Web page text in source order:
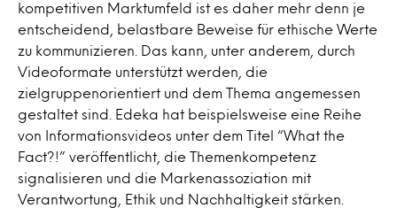
kompetitiven Marktumfeld ist es daher mehr denn je
entscheidend, belastbare Beweise für ethische Werte
zu kommunizieren. Das kann, unter anderem, durch
Videoformate unterstützt werden, die
zielgruppenorientiert und dem Thema angemessen
gestaltet sind. Edeka hat beispielsweise eine Reihe
von Informationsvideos unter dem Titel “What the
Fact?!” veröffentlicht, die Themenkompetenz
signalisieren und die Markenassoziation mit
Verantwortung, Ethik und Nachhaltigkeit stärken.